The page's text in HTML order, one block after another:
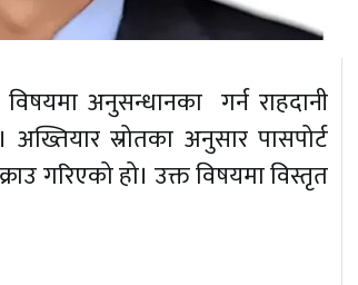
अनुसन्धानका गर्न राहदानी
स्रोतका अनुसार पासपोर्ट
गरिएको हो। उक्त विषयमा विस्तृत